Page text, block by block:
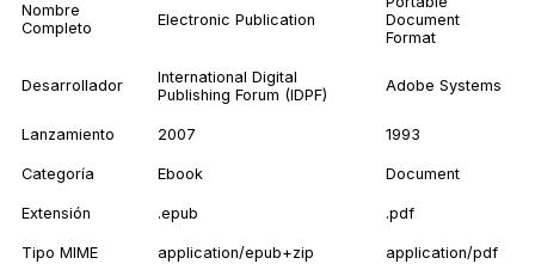
Nombre
Completo
Electronic Publication
Document
Format
Desarrollador
International Digital
Publishing Forum (IDPF)
Adobe Systems
Lanzamiento 2007 1993
Categoría Ebook Document
Extensión .epub .pdf
Tipo MIME application/epub+zip application/pdf